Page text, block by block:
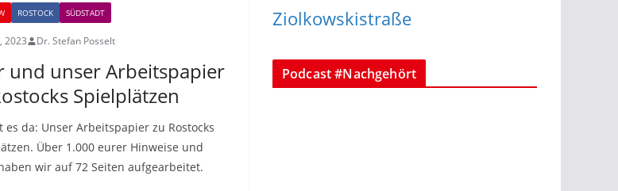
ROSTOCK SÜDSTADT
2023 Dr. Stefan Posselt
und unser Arbeitspapier
Spielplätzen
es da: Unser Arbeitspapier zu Rostocks
Über 1.000 eurer Hinweise und
wir auf 72 Seiten aufgearbeitet.
Ziolkowskistraße
Podcast #Nachgehört